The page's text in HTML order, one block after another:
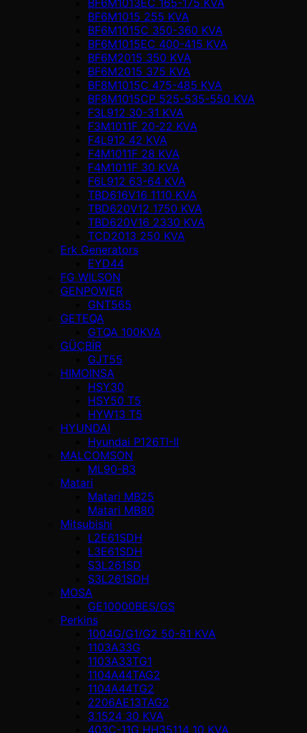
BF6M1015 255 KVA
BF6M1015C 350-360 KVA
BF6M1015EC 400-415 KVA
BF6M2015 350 KVA
BF6M2015 375 KVA
BF8M1015C 475-485 KVA
BF8M1015CP 525-535-550 KVA
F3L912 30-31 KVA
F3M1011F 20-22 KVA
F4L912 42 KVA
F4M1011F 28 KVA
F4M1011F 30 KVA
F6L912 63-64 KVA
TBD616V16 1110 KVA
TBD620V12 1750 KVA
TBD620V16 2330 KVA
TCD2013 250 KVA
Erk Generators
EYD44
FG WILSON
GENPOWER
GNT565
GETEQA
GTQA 100KVA
GÜÇBİR
GJT55
HIMOINSA
HSY30
HSY50 T5
HYW13 T5
HYUNDAI
Hyundai P126TI-II
MALCOMSON
ML90-B3
Matari
Matari MB25
Matari MB80
Mitsubishi
L2E61SDH
L3E61SDH
S3L261SD
S3L261SDH
MOSA
GE10000BES/GS
Perkins
1004G/G1/G2 50-81 KVA
1103A33G
1103A33TG1
1104A44TAG2
1104A44TG2
2206AE13TAG2
3.1524 30 KVA
403C-11G HH35114 10 KVA